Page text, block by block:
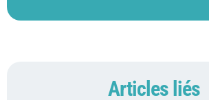
Articles liés